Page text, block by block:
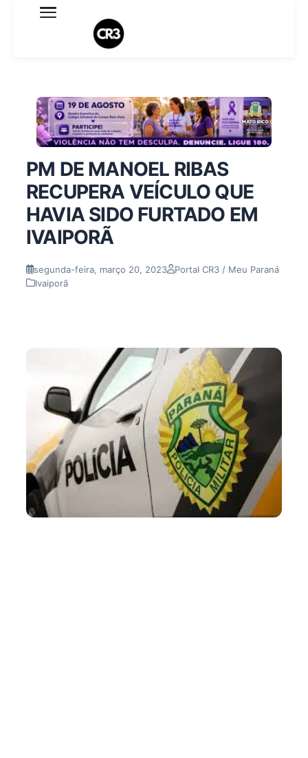
Expediente
Termo de Uso
Sobre o blog
PM DE MANOEL RIBAS
RECUPERA VEÍCULO QUE
HAVIA SIDO FURTADO EM
IVAIPORÃ
segunda-feira, março 20, 2023
Portal CR3 / Meu Paraná
Ivaiporã